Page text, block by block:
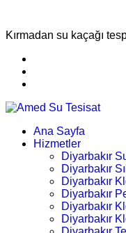
Kırmadan su kaçağı
Ana Sayfa
Hizmetler
Diyarbakır
Diyarbakır
Diyarbakır
Diyarbakır
Diyarbakır
Diyarbakır